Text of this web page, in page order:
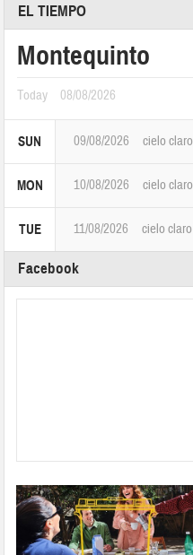
EL TIEMPO
Montequinto
Today 08/08/2026
SUN 09/08/2026 cielo claro
MON 10/08/2026 cielo claro
TUE 11/08/2026 cielo claro
Facebook